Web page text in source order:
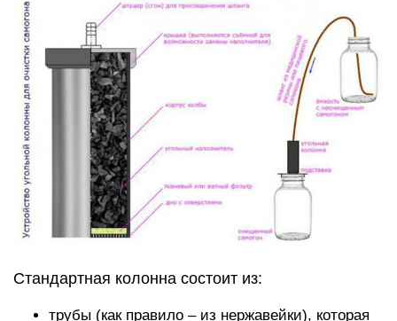
Стандартная колонна состоит из:
трубы (как правило – из нержавейки), которая